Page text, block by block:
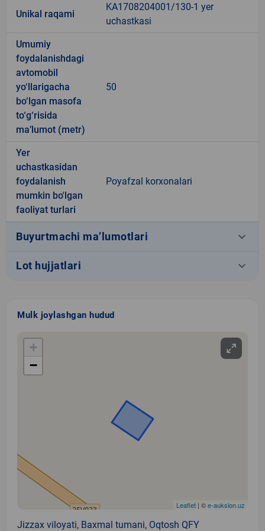
Unikal raqami
KA1708204001/130-1 yer
uchastkasi
Umumiy
foydalanishdagi
avtomobil
yo‘llarigacha
bo‘lgan masofa
to‘g‘risida
ma’lumot (metr)
50
Yer
uchastkasidan
foydalanish
mumkin bo'lgan
faoliyat turlari
Poyafzal korxonalari
Buyurtmachi ma’lumotlari keyboard_arrow_down
Lot hujjatlari keyboard_arrow_down
Mulk joylashgan hudud
+
−
Leaflet | ©e-auksion.uz
Jizzax viloyati, Baxmal tumani, Oqtosh QFY